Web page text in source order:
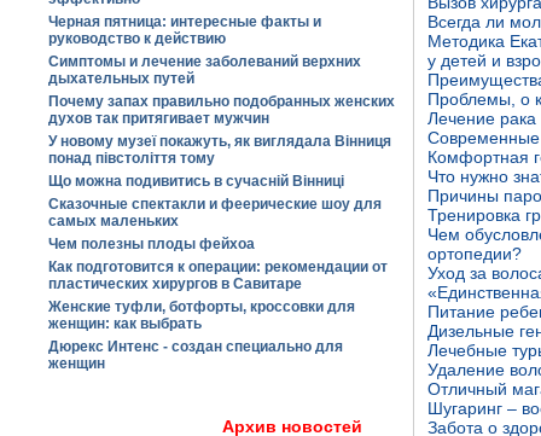
Черная пятница: интересные факты и
руководство к действию
Симптомы и лечение заболеваний верхних
дыхательных путей
Почему запах правильно подобранных женских
духов так притягивает мужчин
У новому музеї покажуть, як виглядала Вінниця
понад півстоліття тому
Що можна подивитись в сучасній Вінниці
Сказочные спектакли и феерические шоу для
самых маленьких
Чем полезны плоды фейхоа
Как подготовится к операции: рекомендации от
пластических хирургов в Савитаре
Женские туфли, ботфорты, кроссовки для
женщин: как выбрать
Дюрекс Интенс - создан специально для
женщин
Архив новостей
Всегда ли
Методика
у детей и
Проблемы, о
Лечение
Современные
Комфортная
Что нужно
Причины
Тренировка
Чем
ортопедии?
Уход за
Питание
Дизельные
Лечебные
Удаление
Отличный
Шугаринг –
Забота о